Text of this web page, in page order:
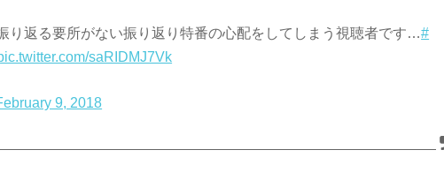
り返る要所がない振り返り特番の心配をしてしまう視聴者です…#
saRIDMJ7Vk
9, 2018